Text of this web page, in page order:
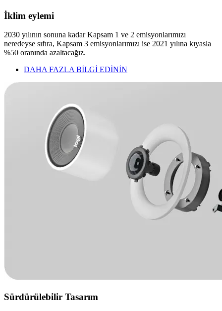
İklim eylemi
2030 yılının sonuna kadar Kapsam 1 ve 2 emisyonlarımızı
neredeyse sıfıra, Kapsam 3 emisyonlarımızı ise 2021 yılına kıyasla
%50 oranında azaltacağız.
DAHA FAZLA BİLGİ EDİNİN
Sürdürülebilir Tasarım